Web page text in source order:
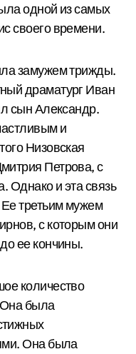
одной из самых
своего времени.
замужем трижды.
драматург Иван
сын Александр.
и
Низовская
Петрова, с
Однако и эта связь
третьим мужем
с которым они
ее кончины.
количество
Она была
Она была